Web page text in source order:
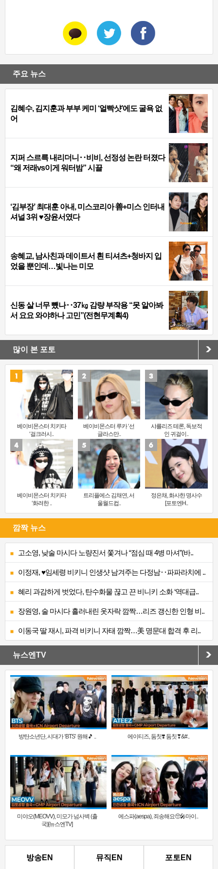
주요 뉴스
김혜수, 김지훈과 부부 케미 ‘얼빡샷’에도 굴욕 없
어
지퍼 스르륵 내리더니‥비비, 선정성 논란 터졌다
“왜 저래vs이게 워터밤” 시끌
‘김부장’ 최대훈 아내, 미스코리아 善+미스 인터내
셔널 3위 ♥장윤서였다
송혜교, 남사친과 데이트서 흰 티셔츠+청바지 입
었을 뿐인데…빛나는 미모
신동 살 너무 뺐나‥37㎏ 감량 부작용 “못 알아봐
서 요요 와야하나 고민”(전현무계획4)
많이 본 포토
베이비몬스터 치키타
‘걸크러시..
베이비몬스터 루카 ‘선
글라스만..
샤를리즈 테론, 독보적
인 귀걸이..
베이비몬스터 치키타
‘화려한 ..
트리플에스 김채연, 서
울월드컵..
정은채, 화사한 명사수
[포토엔H..
깜짝 뉴스
고소영, 낮술 마시다 노량진서 쫓겨나 “점심 때 4병 마셔”(바..
이정재, ♥임세령 비키니 인생샷 남겨주는 다정남‥파파라치에 ..
혜리 과감하게 벗었다, 탄수화물 끊고 끈 비니키 소화 ‘역대급..
장원영, 술 마시다 흘러내린 옷자락 깜짝…리즈 갱신한 인형 비..
이동국 딸 재시, 파격 비키니 자태 깜짝…美 명문대 합격 후 리..
뉴스엔TV
방탄소년단, 시대가 ‘BTS’ 원해🎵 .. 에이티즈, 둠칫❣️ 둠칫❣&#..
미야오(MEOVV), 미모가 넘사벽 (출
국)[뉴스엔TV]
에스파(aespa), 죄송해요🥺🎤마이..
방송EN 뮤직EN 포토EN